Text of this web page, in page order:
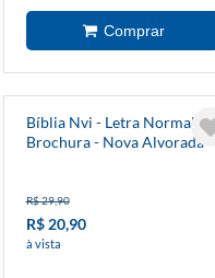
Bíblia Nvi - Letra Normal -
Brochura - Nova Alvorada
R$ 29,90
R$ 20,90
à vista